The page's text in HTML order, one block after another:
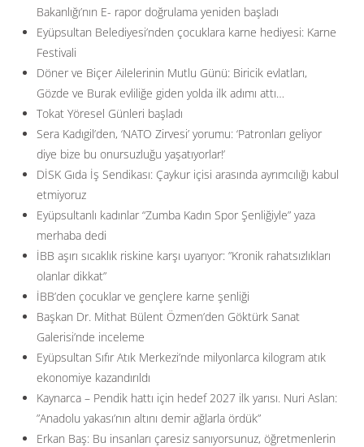
Bakanlığı’nın E- rapor doğrulama yeniden başladı
Eyüpsultan Belediyesi’nden çocuklara karne hediyesi: Karne
Festivali
Döner ve Biçer Ailelerinin Mutlu Günü: Biricik evlatları,
Gözde ve Burak evliliğe giden yolda ilk adımı attı…
Tokat Yöresel Günleri başladı
Sera Kadıgil’den, ‘NATO Zirvesi’ yorumu: ‘Patronları geliyor
diye bize bu onursuzluğu yaşatıyorlar!’
DİSK Gıda İş Sendikası: Çaykur içisi arasında ayrımcılığı kabul
etmiyoruz
Eyüpsultanlı kadınlar “Zumba Kadın Spor Şenliğiyle” yaza
merhaba dedi
İBB aşırı sıcaklık riskine karşı uyarıyor: ”Kronik rahatsızlıkları
olanlar dikkat”
İBB’den çocuklar ve gençlere karne şenliği
Başkan Dr. Mithat Bülent Özmen’den Göktürk Sanat
Galerisi’nde inceleme
Eyüpsultan Sıfır Atık Merkezi’nde milyonlarca kilogram atık
ekonomiye kazandırıldı
Kaynarca – Pendik hattı için hedef 2027 ilk yarısı. Nuri Aslan:
”Anadolu yakası’nın altını demir ağlarla ördük”
Erkan Baş: Bu insanları çaresiz sanıyorsunuz, öğretmenlerin